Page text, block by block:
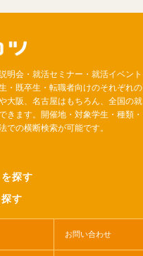
明会・就活セミナー・就活イベント
・既卒生・転職者向けのそれぞれの
大阪、名古屋はもちろん、全国の就
きます。開催地・対象学生・種類・
での横断検索が可能です。
探す
す
お問い合わせ